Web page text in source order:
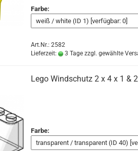
Farbe:
Art.Nr.: 2582
Lieferzeit:
3 Tage zzgl. gewählte
Lego Windschutz 2 x 4 x 1 &
Farbe: